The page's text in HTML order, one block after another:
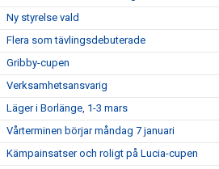
Ny styrelse vald
Flera som tävlingsdebuterade
Gribby-cupen
Verksamhetsansvarig
Läger i Borlänge, 1-3 mars
Vårterminen börjar måndag 7 januari
Kämpainsatser och roligt på Lucia-cupen